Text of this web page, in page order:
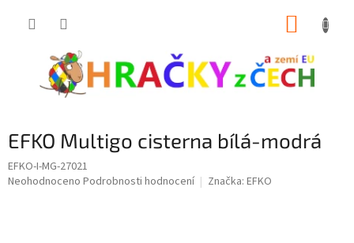
EFKO Multigo cisterna bílá-modrá
EFKO-I-MG-27021
Průměrné
Neohodnoceno Podrobnosti hodnocení Značka: EFKO